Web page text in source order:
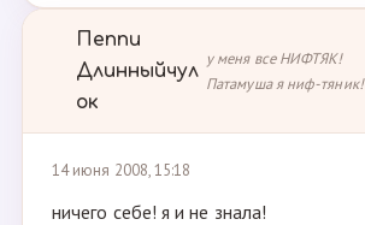
Пеппи
Длинныйчул
ок
у меня все НИФТЯК!
Патамуша я ниф-тяник!
14 июня 2008, 15:18
ничего себе! я и не знала!